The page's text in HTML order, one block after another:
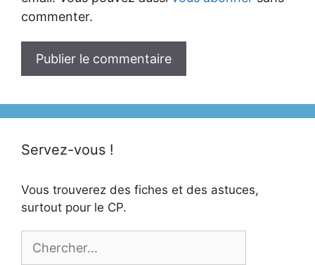
commenter.
Servez-vous !
Vous trouverez des fiches et des astuces,
surtout pour le CP.